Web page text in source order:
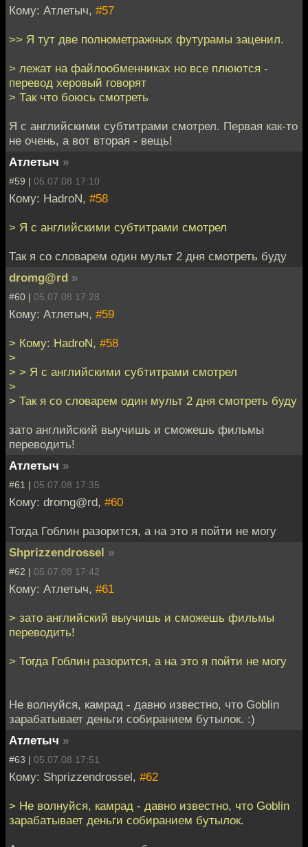
Кому: Атлетыч, #57
>> Я тут две полнометражных футурамы заценил.
> лежат на файлообменниках но все плюются -
перевод херовый говорят
> Так что боюсь смотреть
Я с английскими субтитрами смотрел. Первая как-то
не очень, а вот вторая - вещь!
Атлетыч »
#59 | 05.07.08 17:10
Кому: HadroN, #58
> Я с английскими субтитрами смотрел
Так я со словарем один мульт 2 дня смотреть буду
dromg@rd »
#60 | 05.07.08 17:28
Кому: Атлетыч, #59
> Кому: HadroN, #58
>
> > Я с английскими субтитрами смотрел
>
> Так я со словарем один мульт 2 дня смотреть буду
зато английский выучишь и сможешь фильмы
переводить!
Атлетыч »
#61 | 05.07.08 17:35
Кому: dromg@rd, #60
Тогда Гоблин разорится, а на это я пойти не могу
Shprizzendrossel »
#62 | 05.07.08 17:42
Кому: Атлетыч, #61
> зато английский выучишь и сможешь фильмы
переводить!
> Тогда Гоблин разорится, а на это я пойти не могу
Не волнуйся, камрад - давно известно, что Goblin
зарабатывает деньги собиранием бутылок. :)
Атлетыч »
#63 | 05.07.08 17:51
Кому: Shprizzendrossel, #62
> Не волнуйся, камрад - давно известно, что Goblin
зарабатывает деньги собиранием бутылок.